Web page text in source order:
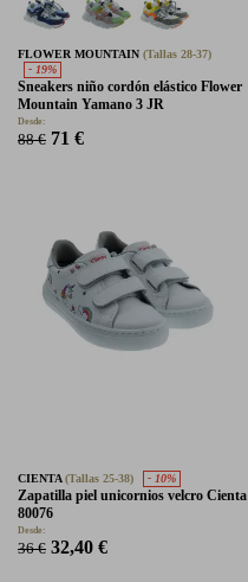
FLOWER MOUNTAIN (Tallas 28-37)
- 19%
Sneakers niño cordón elástico Flower
Mountain Yamano 3 JR
Desde:
88 € 71 €
CIENTA(Tallas 25-38) - 10%
Zapatilla piel unicornios velcro Cienta
80076
Desde:
36 € 32,40 €